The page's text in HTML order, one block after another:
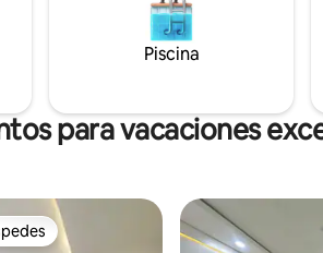
totalmente
privados. Perfecto
familias y grupos.Piscina
para vacaciones